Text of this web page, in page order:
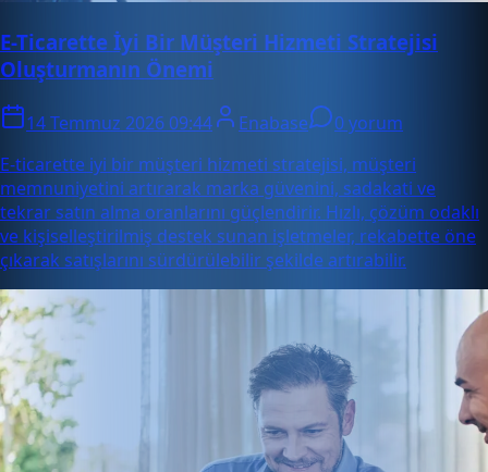
E-Ticarette İyi Bir Müşteri Hizmeti Stratejisi
Oluşturmanın Önemi
14 Temmuz 2026 09:44 Enabase
0 yorum
E-ticarette iyi bir müşteri hizmeti stratejisi, müşteri
memnuniyetini artırarak marka güvenini, sadakati ve
tekrar satın alma oranlarını güçlendirir. Hızlı, çözüm odaklı
ve kişiselleştirilmiş destek sunan işletmeler, rekabette öne
çıkarak satışlarını sürdürülebilir şekilde artırabilir.